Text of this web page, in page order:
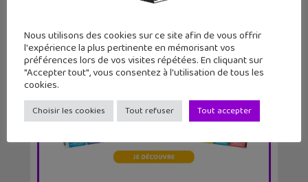
Nous utilisons des cookies sur ce site afin de vous offrir
l'expérience la plus pertinente en mémorisant vos
préférences lors de vos visites répétées. En cliquant sur
"Accepter tout", vous consentez à l'utilisation de tous les
cookies.
Choisir les cookies Tout refuser Tout accepter